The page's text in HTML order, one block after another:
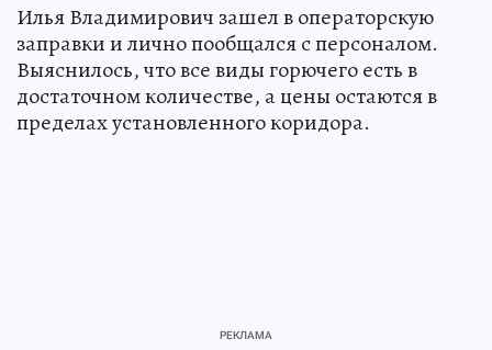
Илья Владимирович зашел в операторскую
заправки и лично пообщался с персоналом.
Выяснилось, что все виды горючего есть в
достаточном количестве, а цены остаются в
пределах установленного коридора.